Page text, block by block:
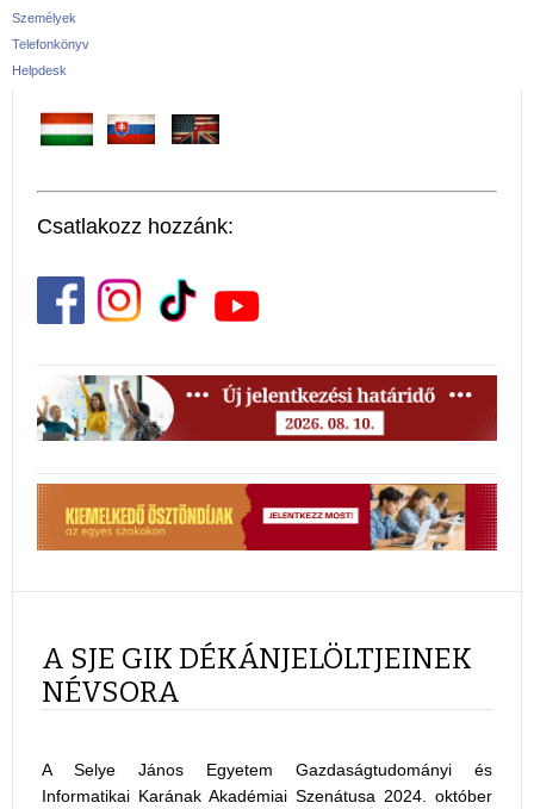
Személyek
Telefonkönyv
Helpdesk
Csatlakozz hozzánk:
A SJE GIK DÉKÁNJELÖLTJEINEK
NÉVSORA
A Selye János Egyetem Gazdaságtudományi és
Informatikai Karának Akadémiai Szenátusa 2024. október